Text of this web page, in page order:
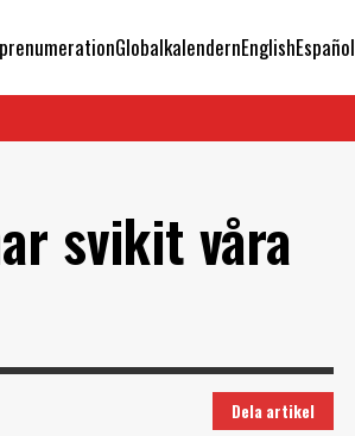
GlobalkalendernEnglishEspañol
svikit våra
Dela artikel